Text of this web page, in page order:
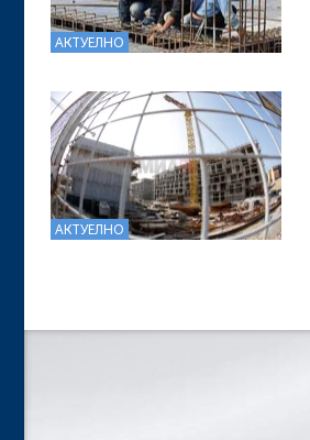
АКТУЕЛНО
АКТУЕЛНО